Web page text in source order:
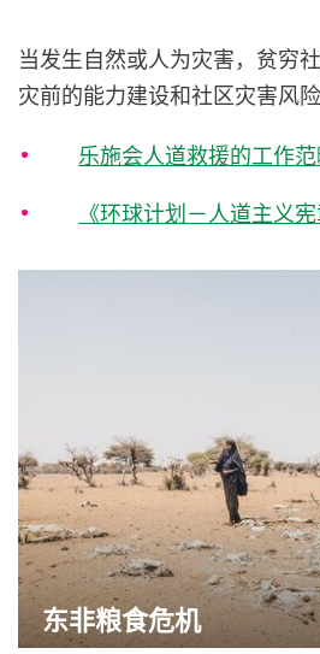
当发生自然或人为灾害，贫穷
灾前的能力建设和社区灾害风险
乐施会人道救援的工作
《环球计划－人道主义
东非粮食危机